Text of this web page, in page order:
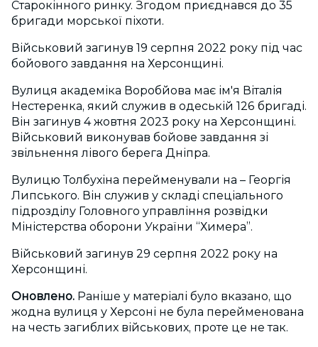
Старокінного ринку. Згодом приєднався до 35
бригади морської піхоти.
Військовий загинув 19 серпня 2022 року під час
бойового завдання на Херсонщині.
Вулиця академіка Воробйова має ім'я Віталія
Нестеренка, який служив в одеській 126 бригаді.
Він загинув 4 жовтня 2023 року на Херсонщині.
Військовий виконував бойове завдання зі
звільнення лівого берега Дніпра.
Вулицю Толбухіна перейменували на – Георгія
Липського. Він служив у складі спеціального
підрозділу Головного управління розвідки
Міністерства оборони України “Химера”.
Військовий загинув 29 серпня 2022 року на
Херсонщині.
Оновлено. Раніше у матеріалі було вказано, що
жодна вулиця у Херсоні не була перейменована
на честь загиблих військових, проте це не так.